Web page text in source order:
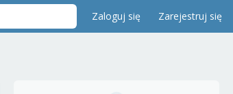
Zaloguj się Zarejestruj się